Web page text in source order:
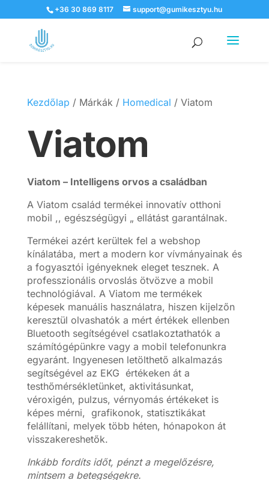
+36 30 869 8117 support@gumikesztyu.hu
Products
search
Kezdőlap / Márkák / Homedical / Viatom
Viatom
Viatom – Intelligens orvos a családban
A Viatom család termékei innovatív otthoni
mobil ,, egészségügyi „ ellátást garantálnak.
Termékei azért kerültek fel a webshop
kínálatába, mert a modern kor vívmányainak és
a fogyasztói igényeknek eleget tesznek. A
professzionális orvoslás ötvözve a mobil
technológiával. A Viatom me termékek
képesek manuális használatra, hiszen kijelzőn
keresztül olvashatók a mért értékek ellenben
Bluetooth segítségével csatlakoztathatók a
számítógépünkre vagy a mobil telefonunkra
egyaránt. Ingyenesen letölthető alkalmazás
segítségével az EKG értékeken át a
testhőmérsékletünket, aktivitásunkat,
véroxigén, pulzus, vérnyomás értékeket is
képes mérni, grafikonok, statisztikákat
felállítani, melyek több héten, hónapokon át
visszakereshetők.
Inkább fordíts időt, pénzt a megelőzésre,
mintsem a betegségekre.